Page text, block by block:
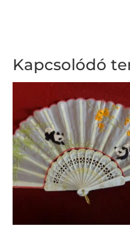
Kapcsolódó